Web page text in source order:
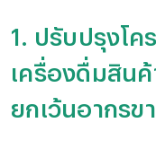
1. ปรับปรุงโค
เครื่องดื่มสินค้
ยกเว้นอากรข